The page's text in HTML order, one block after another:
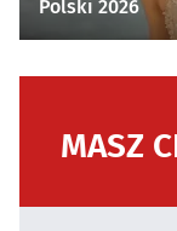
Polski 2026
MASZ